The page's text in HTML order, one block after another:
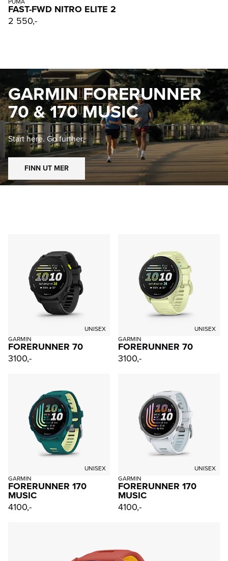
FAST-FWD NITRO ELITE 2
2 550,-
GARMIN FORERUNNER
70 & 170 MUSIC
Start here. Go further.
FINN UT MER
UNISEX
GARMIN
FORERUNNER 70
3100,-
UNISEX
GARMIN
FORERUNNER 70
3100,-
UNISEX
GARMIN
FORERUNNER 170
MUSIC
4100,-
UNISEX
GARMIN
FORERUNNER 170
MUSIC
4100,-